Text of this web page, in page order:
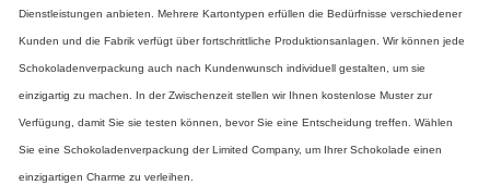
Dienstleistungen anbieten. Mehrere Kartontypen erfüllen die Bedürfnisse verschiedener
Kunden und die Fabrik verfügt über fortschrittliche Produktionsanlagen. Wir können jede
Schokoladenverpackung auch nach Kundenwunsch individuell gestalten, um sie
einzigartig zu machen. In der Zwischenzeit stellen wir Ihnen kostenlose Muster zur
Verfügung, damit Sie sie testen können, bevor Sie eine Entscheidung treffen. Wählen
Sie eine Schokoladenverpackung der Limited Company, um Ihrer Schokolade einen
einzigartigen Charme zu verleihen.